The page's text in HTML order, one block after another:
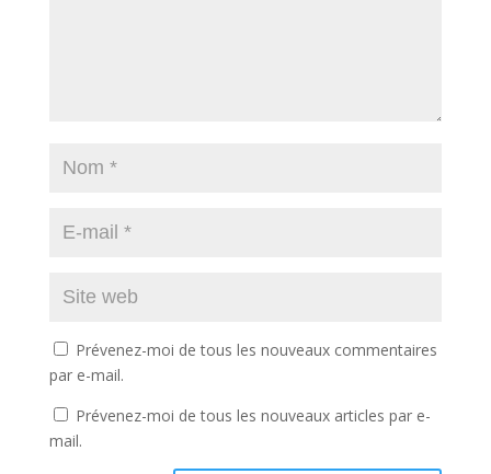
Prévenez-moi de tous les nouveaux commentaires
par e-mail.
Prévenez-moi de tous les nouveaux articles par e-
mail.